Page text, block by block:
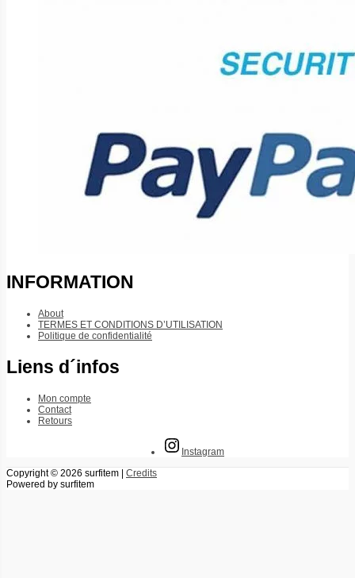
INFORMATION
About
TERMES ET CONDITIONS D’UTILISATION
Politique de confidentialité
Liens d´infos
Mon compte
Contact
Retours
Instagram
Copyright © 2026 surfitem | Credits
Powered by surfitem